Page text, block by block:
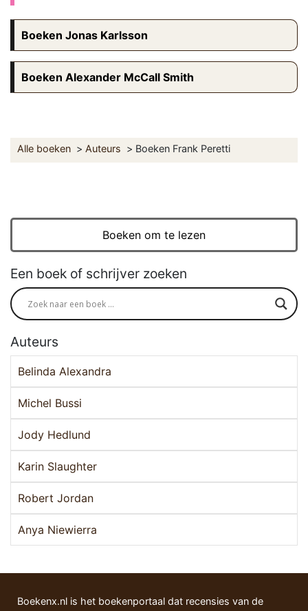
Boeken Jonas Karlsson
Boeken Alexander McCall Smith
Alle boeken Auteurs Boeken Frank Peretti
Boeken om te lezen
Een boek of schrijver zoeken
Auteurs
Belinda Alexandra
Michel Bussi
Jody Hedlund
Karin Slaughter
Robert Jordan
Anya Niewierra
Boekenx.nl is het boekenportaal dat recensies van de